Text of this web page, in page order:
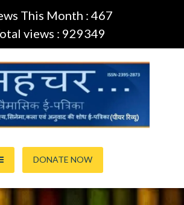
This Month : 467
views : 929349
(ISSN:2395-
2873)
DONATE NOW